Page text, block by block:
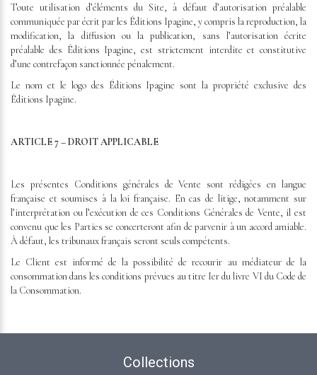
Toute utilisation d’éléments du Site, à défaut d’autorisation préalable
communiquée par écrit par les Éditions Ipagine, y compris la reproduction, la
modification, la diffusion ou la publication, sans l’autorisation écrite
préalable des Éditions Ipagine, est strictement interdite et constitutive
d’une contrefaçon sanctionnée pénalement.
Le nom et le logo des Éditions Ipagine sont la propriété exclusive des
Éditions Ipagine.
ARTICLE 7 – DROIT APPLICABLE
Les présentes Conditions générales de Vente sont rédigées en langue
française et soumises à la loi française. En cas de litige, notamment sur
l’interprétation ou l’exécution de ces Conditions Générales de Vente, il est
convenu que les Parties se concerteront afin de parvenir à un accord amiable.
À défaut, les tribunaux français seront seuls compétents.
Le Client est informé de la possibilité de recourir au médiateur de la
consommation dans les conditions prévues au titre Ier du livre VI du Code de
la Consommation.
Collections